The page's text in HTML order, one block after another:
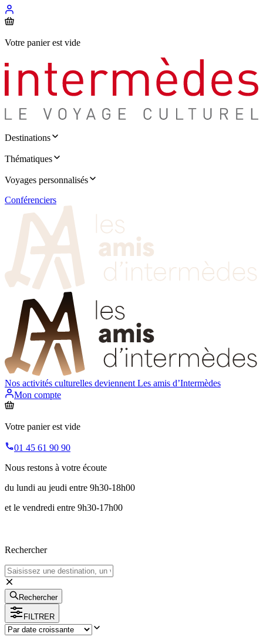
Votre panier est vide
Destinations
Thématiques
Voyages personnalisés
Conférenciers
Nos activités culturelles deviennent Les amis d’Intermèdes
Mon compte
Votre panier est vide
01 45 61 90 90
Nous restons à votre écoute
du lundi au jeudi entre 9h30-18h00
et le vendredi entre 9h30-17h00
Rechercher
Rechercher
FILTRER